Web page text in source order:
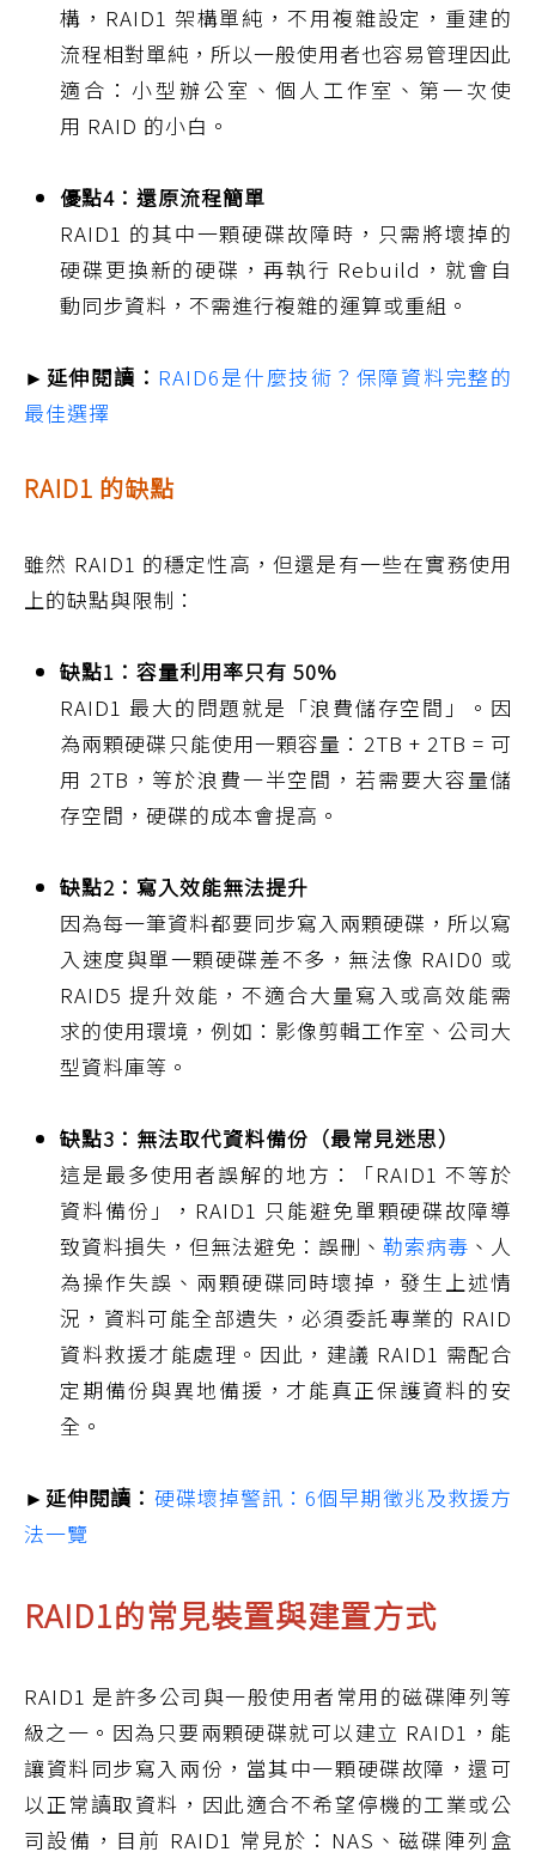
構，RAID1 架構單純，不用複雜設定，重建的
流程相對單純，所以一般使用者也容易管理因此
適合：小型辦公室、個人工作室、第一次使
用 RAID 的小白。
優點4：還原流程簡單
RAID1 的其中一顆硬碟故障時，只需將壞掉的
硬碟更換新的硬碟，再執行 Rebuild，就會自
動同步資料，不需進行複雜的運算或重組。
►延伸閱讀： RAID6是什麼技術？保障資料完整的
最佳選擇
RAID1 的缺點
雖然 RAID1 的穩定性高，但還是有一些在實務使用
上的缺點與限制：
缺點1：容量利用率只有 50%
RAID1 最大的問題就是「浪費儲存空間」。因
為兩顆硬碟只能使用一顆容量：2TB + 2TB = 可
用 2TB，等於浪費一半空間，若需要大容量儲
存空間，硬碟的成本會提高。
缺點2：寫入效能無法提升
因為每一筆資料都要同步寫入兩顆硬碟，所以寫
入速度與單一顆硬碟差不多，無法像 RAID0 或
RAID5 提升效能，不適合大量寫入或高效能需
求的使用環境，例如：影像剪輯工作室、公司大
型資料庫等。
缺點3：無法取代資料備份（最常見迷思）
這是最多使用者誤解的地方：「RAID1 不等於
資料備份」，RAID1 只能避免單顆硬碟故障導
致資料損失，但無法避免：誤刪、 勒索病毒 、人
為操作失誤、兩顆硬碟同時壞掉，發生上述情
況，資料可能全部遺失，必須委託專業的 RAID
資料救援才能處理。因此，建議 RAID1 需配合
定期備份與異地備援，才能真正保護資料的安
全。
►延伸閱讀： 硬碟壞掉警訊：6個早期徵兆及救援方
法一覽
RAID1的常見裝置與建置方式
RAID1 是許多公司與一般使用者常用的磁碟陣列等
級之一。因為只要兩顆硬碟就可以建立 RAID1，能
讓資料同步寫入兩份，當其中一顆硬碟故障，還可
以正常讀取資料，因此適合不希望停機的工業或公
司設備，目前 RAID1 常見於：NAS、磁碟陣列盒